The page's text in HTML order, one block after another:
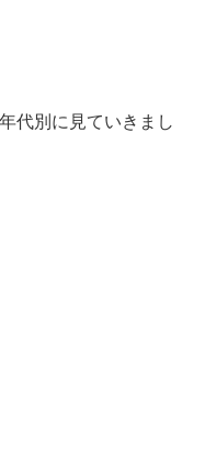
代別に見ていきまし